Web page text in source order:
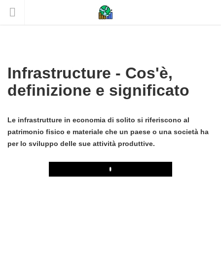
Infrastructure - Cos'è,
definizione e significato
Le infrastrutture in economia di solito si riferiscono al
patrimonio fisico e materiale che un paese o una società ha
per lo sviluppo delle sue attività produttive.
Play